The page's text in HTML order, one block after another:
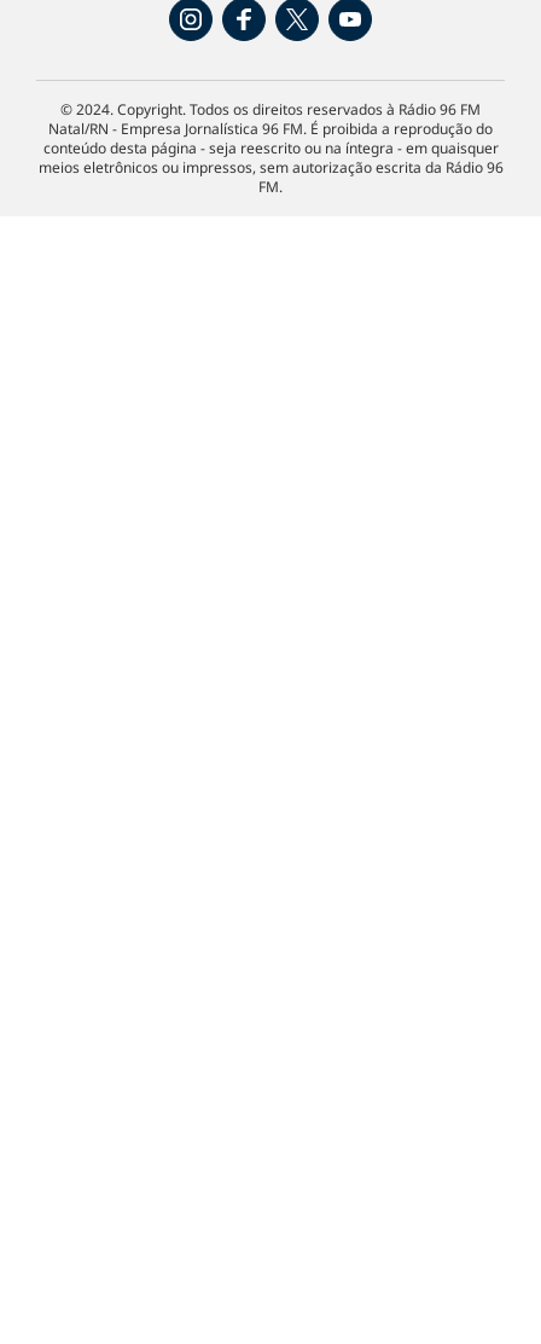
© 2024. Copyright. Todos os direitos reservados à Rádio 96 FM
Natal/RN - Empresa Jornalística 96 FM. É proibida a reprodução do
conteúdo desta página - seja reescrito ou na íntegra - em quaisquer
meios eletrônicos ou impressos, sem autorização escrita da Rádio 96
FM.